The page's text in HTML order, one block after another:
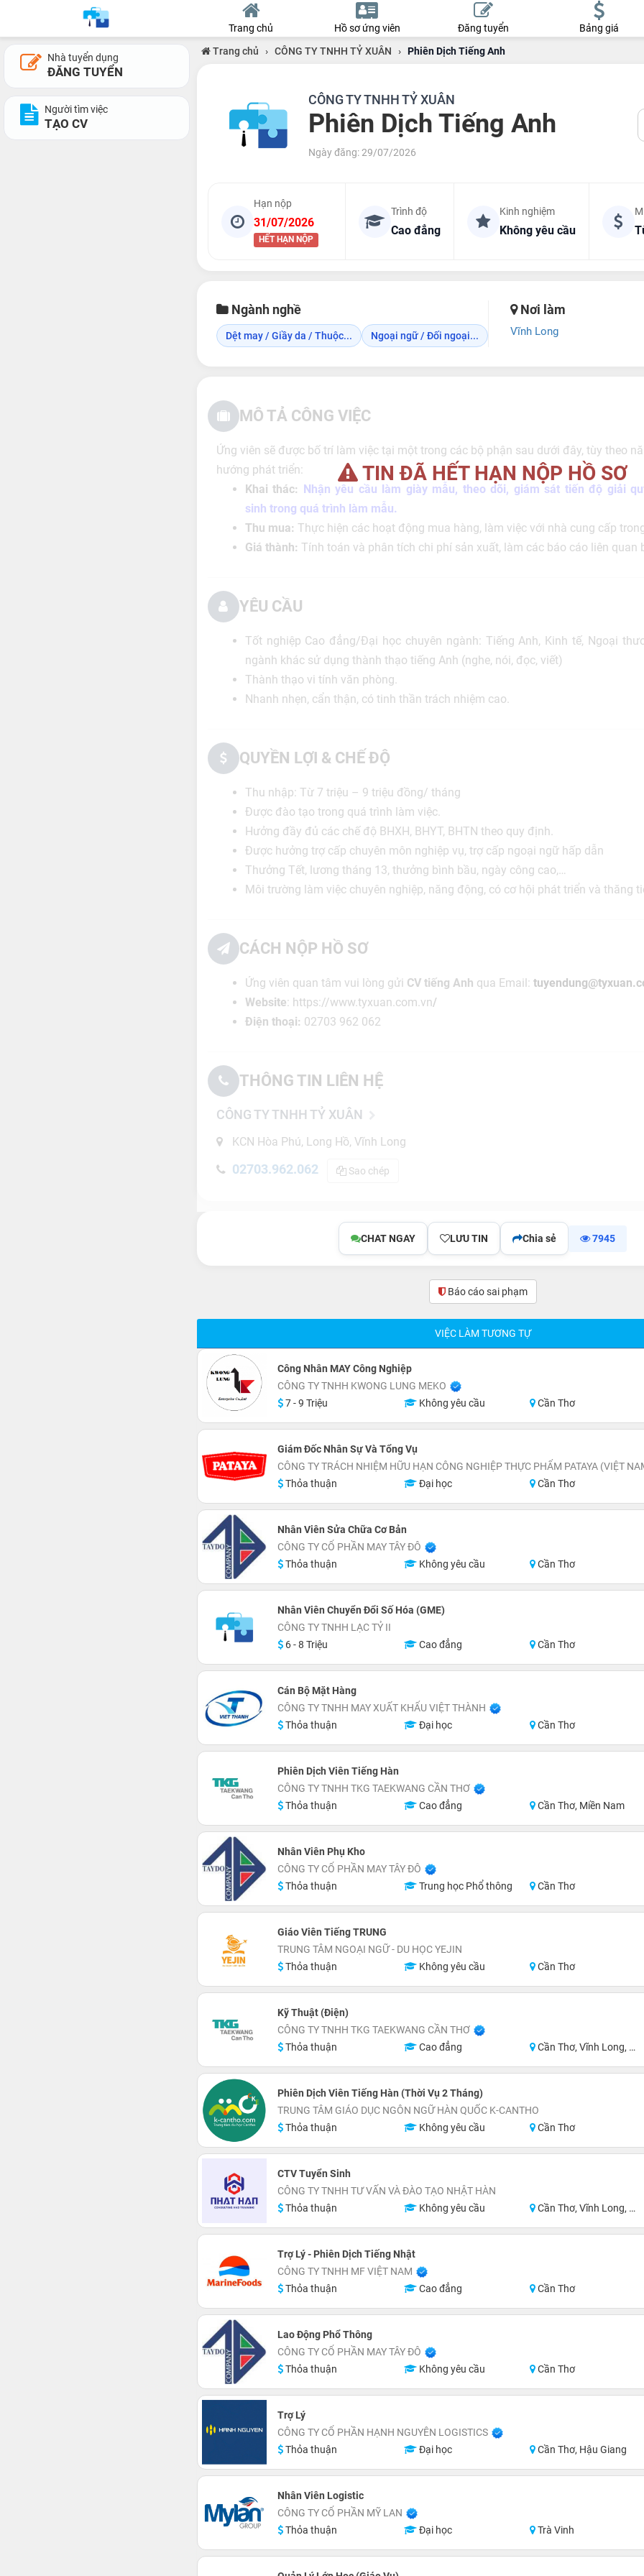
Trang chủ Hồ sơ ứng viên Đăng tuyển Bảng giá
Nhà tuyển dụng
ĐĂNG TUYỂN
Người tìm việc
TẠO CV
Trang chủ › CÔNG TY TNHH TỶ XUÂN › Phiên Dịch Tiếng Anh
CÔNG TY TNHH TỶ XUÂN
Phiên Dịch Tiếng Anh
Ngày đăng: 29/07/2026
Hạn nộp
31/07/2026
HẾT HẠN NỘP
Trình độ
Cao đẳng
Kinh nghiệm
Không yêu cầu
Ngành nghề
Dệt may / Giầy da / Thuộc... Ngoại ngữ / Đối ngoại...
Nơi làm
Vĩnh Long
TIN ĐÃ HẾT HẠN NỘP HỒ SƠ
MÔ TẢ CÔNG VIỆC
Ứng viên sẽ được bố trí làm việc tại một trong các bộ phận sau dưới đây, tùy theo
hướng phát triển:
Khai thác: Nhận yêu cầu làm giày mẫu, theo dõi, giám sát tiến độ giải
sinh trong quá trình làm mẫu.
Thu mua: Thực hiện các hoạt động mua hàng, làm việc với nhà cung cấp
Giá thành: Tính toán và phân tích chi phí sản xuất, làm các báo cáo liên quan
YÊU CẦU
Tốt nghiệp Cao đẳng/Đại học chuyên ngành: Tiếng Anh, Kinh tế, Ngoại
ngành khác sử dụng thành thạo tiếng Anh (nghe, nói, đọc, viết)
Thành thạo vi tính văn phòng.
Nhanh nhẹn, cẩn thận, có tinh thần trách nhiệm cao.
QUYỀN LỢI & CHẾ ĐỘ
Thu nhập: Từ 7 triệu – 9 triệu đồng/ tháng
Được đào tạo trong quá trình làm việc.
Hưởng đầy đủ các chế độ BHXH, BHYT, BHTN theo quy định.
Được hưởng trợ cấp chuyên môn nghiệp vụ, trợ cấp ngoại ngữ hấp dẫn
Thưởng Tết, lương tháng 13, thưởng bình bầu, ngày công cao,…
Môi trường làm việc chuyên nghiệp, năng động, có cơ hội phát triển và thăng
CÁCH NỘP HỒ SƠ
Ứng viên quan tâm vui lòng gửi CV tiếng Anh qua Email:
Website: https://www.tyxuan.com.vn/
Điện thoại: 02703 962 062
THÔNG TIN LIÊN HỆ
CÔNG TY TNHH TỶ XUÂN
KCN Hòa Phú, Long Hồ, Vĩnh Long
02703.962.062 Sao chép
CHAT NGAY LƯU TIN Chia sẻ 7945
Báo cáo sai phạm(0)
VIỆC LÀM TƯƠNG TỰ
Công Nhân MAY Công Nghiệp
CÔNG TY TNHH KWONG LUNG MEKO
7 - 9 Triệu
Không yêu cầu Cần Thơ
Giám Đốc Nhân Sự Và Tổng Vụ
CÔNG TY TRÁCH NHIỆM HỮU HẠN CÔNG NGHIỆP THỰC PHẨM PATAYA (VIỆT
Thỏa thuận
Đại học Cần Thơ
Nhân Viên Sửa Chữa Cơ Bản
CÔNG TY CỔ PHẦN MAY TÂY ĐÔ
Thỏa thuận
Không yêu cầu Cần Thơ
Nhân Viên Chuyển Đổi Số Hóa (GME)
CÔNG TY TNHH LẠC TỶ II
6 - 8 Triệu
Cao đẳng Cần Thơ
Cán Bộ Mặt Hàng
CÔNG TY TNHH MAY XUẤT KHẨU VIỆT THÀNH
Thỏa thuận
Đại học Cần Thơ
Phiên Dịch Viên Tiếng Hàn
CÔNG TY TNHH TKG TAEKWANG CẦN THƠ
Thỏa thuận
Cao đẳng Cần Thơ, Miền Nam
Nhân Viên Phụ Kho
CÔNG TY CỔ PHẦN MAY TÂY ĐÔ
Thỏa thuận
Trung học Phổ thông Cần Thơ
Giáo Viên Tiếng TRUNG
TRUNG TÂM NGOẠI NGỮ - DU HỌC YEJIN
Thỏa thuận
Không yêu cầu Cần Thơ
Kỹ Thuật (Điện)
CÔNG TY TNHH TKG TAEKWANG CẦN THƠ
Thỏa thuận
Cao đẳng Cần Thơ, Vĩnh Long, Hậu Giang, Sóc Trăng, Miền Nam
Phiên Dịch Viên Tiếng Hàn (Thời Vụ 2 Tháng)
TRUNG TÂM GIÁO DỤC NGÔN NGỮ HÀN QUỐC K-CANTHO
Thỏa thuận
Không yêu cầu Cần Thơ
CTV Tuyển Sinh
CÔNG TY TNHH TƯ VẤN VÀ ĐÀO TẠO NHẬT HÀN
Thỏa thuận
Không yêu cầu Cần Thơ, Vĩnh Long, Kiên Giang, Đồng Tháp, Sóc Trăng, Bạc Liêu
Trợ Lý - Phiên Dịch Tiếng Nhật
CÔNG TY TNHH MF VIỆT NAM
Thỏa thuận
Cao đẳng Cần Thơ
Lao Động Phổ Thông
CÔNG TY CỔ PHẦN MAY TÂY ĐÔ
Thỏa thuận
Không yêu cầu Cần Thơ
Trợ Lý
CÔNG TY CỔ PHẦN HẠNH NGUYÊN LOGISTICS
Thỏa thuận
Đại học Cần Thơ, Hậu Giang
Nhân Viên Logistic
CÔNG TY CỔ PHẦN MỸ LAN
Thỏa thuận
Đại học Trà Vinh